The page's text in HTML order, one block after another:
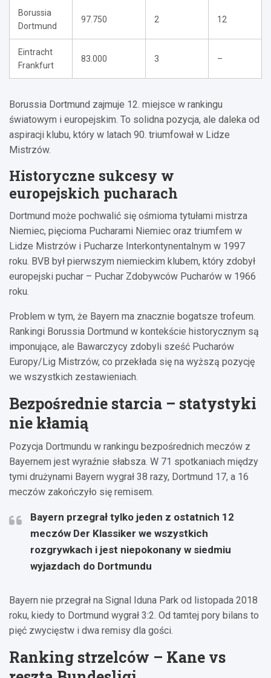
Borussia
Dortmund
97.750 2 12
Eintracht
Frankfurt
83.000 3 –
Borussia Dortmund zajmuje 12. miejsce w rankingu
światowym i europejskim. To solidna pozycja, ale daleka od
aspiracji klubu, który w latach 90. triumfował w Lidze
Mistrzów.
Historyczne sukcesy w
europejskich pucharach
Dortmund może pochwalić się ośmioma tytułami mistrza
Niemiec, pięcioma Pucharami Niemiec oraz triumfem w
Lidze Mistrzów i Pucharze Interkontynentalnym w 1997
roku. BVB był pierwszym niemieckim klubem, który zdobył
europejski puchar – Puchar Zdobywców Pucharów w 1966
roku.
Problem w tym, że Bayern ma znacznie bogatsze trofeum.
Rankingi Borussia Dortmund w kontekście historycznym są
imponujące, ale Bawarczycy zdobyli sześć Pucharów
Europy/Lig Mistrzów, co przekłada się na wyższą pozycję
we wszystkich zestawieniach.
Bezpośrednie starcia – statystyki
nie kłamią
Pozycja Dortmundu w rankingu bezpośrednich meczów z
Bayernem jest wyraźnie słabsza. W 71 spotkaniach między
tymi drużynami Bayern wygrał 38 razy, Dortmund 17, a 16
meczów zakończyło się remisem.
Bayern przegrał tylko jeden z ostatnich 12
meczów Der Klassiker we wszystkich
rozgrywkach i jest niepokonany w siedmiu
wyjazdach do Dortmundu
Bayern nie przegrał na Signal Iduna Park od listopada 2018
roku, kiedy to Dortmund wygrał 3:2. Od tamtej pory bilans to
pięć zwycięstw i dwa remisy dla gości.
Ranking strzelców – Kane vs